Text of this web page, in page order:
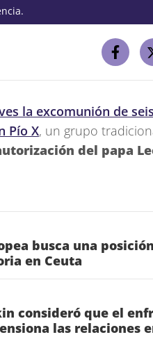
la excomunión de
Pío X, un grupo
del papa
busca una
en Ceuta
consideró que el
las relaciones